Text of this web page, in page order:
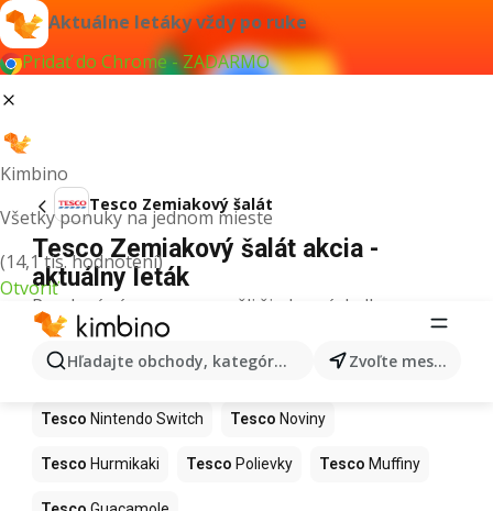
Aktuálne letáky vždy po ruke
Pridať do Chrome - ZADARMO
Kimbino
Všetky ponuky na jednom mieste
(14,1 tis. hodnotení)
Otvoriť
Hľadajte obchody, kategórie, produkty... Zvoľte mesto
Tesco Zemiakový šalát
Tesco Zemiakový šalát akcia -
aktuálny leták
Pre daný výraz sme nenašli žiadne výsledky.
Ďalšie produkty v obchodoch Tesco
Tesco Kapor Tesco Ashwagandha
Tesco Nintendo Switch Tesco Noviny
Tesco Hurmikaki Tesco Polievky Tesco Muffiny